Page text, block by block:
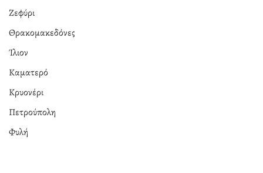
Ζεφύρι
Θρακομακεδόνες
Ίλιον
Καματερό
Κρυονέρι
Πετρούπολη
Φυλή